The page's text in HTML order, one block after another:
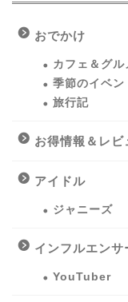
おでかけ
カフェ＆グル
季節のイベン
旅行記
お得情報＆レビ
アイドル
ジャニーズ
インフルエンサ
YouTuber